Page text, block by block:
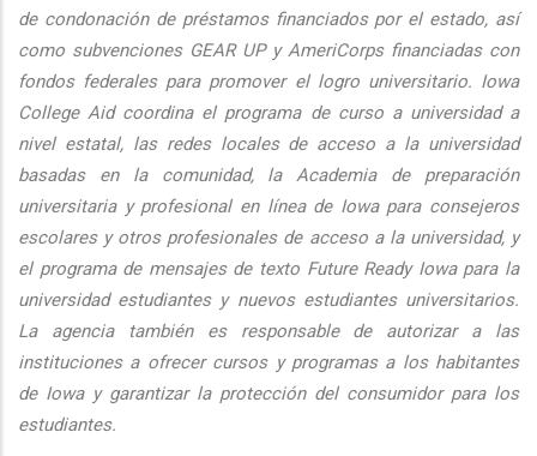
de condonación de préstamos financiados por el estado, así
como subvenciones GEAR UP y AmeriCorps financiadas con
fondos federales para promover el logro universitario. Iowa
College Aid coordina el programa de curso a universidad a
nivel estatal, las redes locales de acceso a la universidad
basadas en la comunidad, la Academia de preparación
universitaria y profesional en línea de Iowa para consejeros
escolares y otros profesionales de acceso a la universidad, y
el programa de mensajes de texto Future Ready Iowa para la
universidad estudiantes y nuevos estudiantes universitarios.
La agencia también es responsable de autorizar a las
instituciones a ofrecer cursos y programas a los habitantes
de Iowa y garantizar la protección del consumidor para los
estudiantes.